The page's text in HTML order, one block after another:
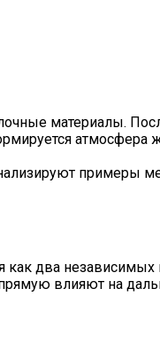
материалы.
атмосфера
примеры
два
влияют на